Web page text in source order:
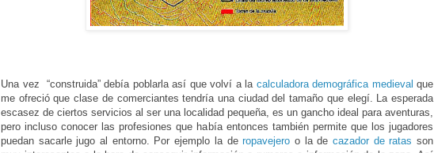
Una vez “construida” debía poblarla así que volví a la calculadora demográfica medieval que
me ofreció que clase de comerciantes tendría una ciudad del tamaño que elegí. La esperada
escasez de ciertos servicios al ser una localidad pequeña, es un gancho ideal para aventuras,
pero incluso conocer las profesiones que había entonces también permite que los jugadores
puedan sacarle jugo al entorno. Por ejemplo la deropavejero o la de cazador de ratas son